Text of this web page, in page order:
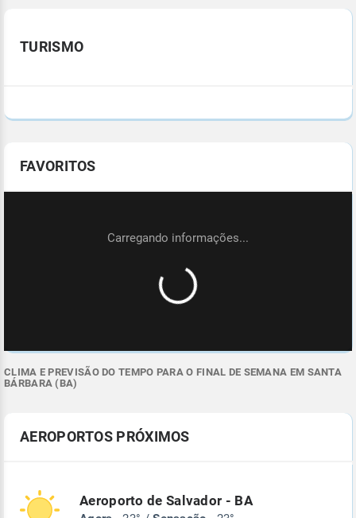
TURISMO
FAVORITOS
CLIMA E PREVISÃO DO TEMPO PARA O FINAL DE SEMANA EM SANTA
BÁRBARA (BA)
AEROPORTOS PRÓXIMOS
Aeroporto de Salvador - BA